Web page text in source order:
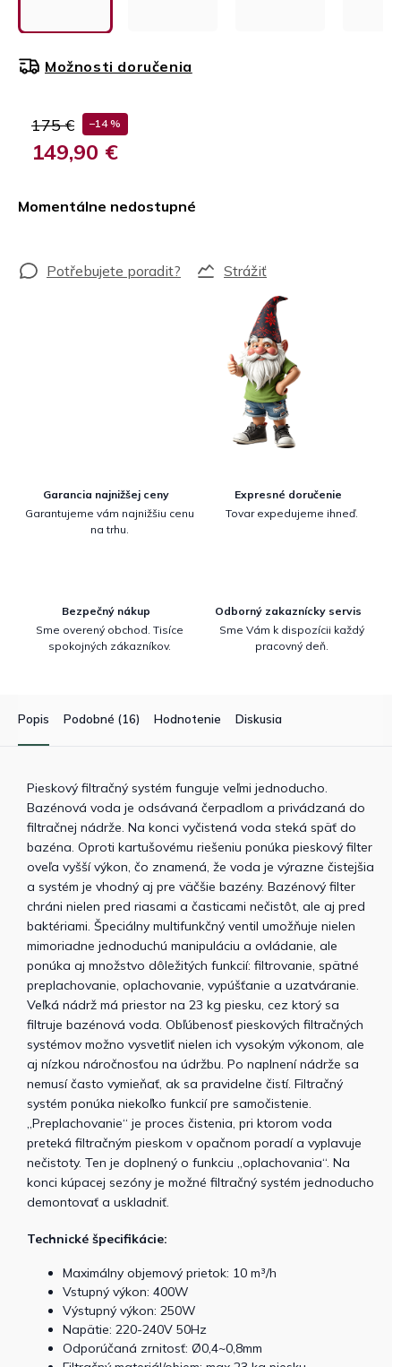
175 € –14 %
149,90 €
Momentálne nedostupné
Možnosti doručenia
Strážiť
Garancia najnižšej ceny
Garantujeme vám najnižšiu cenu
na trhu.
Expresné doručenie
Tovar expedujeme ihneď.
Bezpečný nákup
Sme overený obchod. Tisíce
spokojných zákazníkov.
Odborný zakaznícky servis
Sme Vám k dispozícii každý
pracovný deň.
Popis Podobné (16) Hodnotenie Diskusia
Pieskový filtračný systém funguje veľmi jednoducho.
Bazénová voda je odsávaná čerpadlom a privádzaná do
filtračnej nádrže. Na konci vyčistená voda steká späť do
bazéna. Oproti kartušovému riešeniu ponúka pieskový filter
oveľa vyšší výkon, čo znamená, že voda je výrazne čistejšia
a systém je vhodný aj pre väčšie bazény. Bazénový filter
chráni nielen pred riasami a časticami nečistôt, ale aj pred
baktériami. Špeciálny multifunkčný ventil umožňuje nielen
mimoriadne jednoduchú manipuláciu a ovládanie, ale
ponúka aj množstvo dôležitých funkcií: filtrovanie, spätné
preplachovanie, oplachovanie, vypúšťanie a uzatváranie.
Veľká nádrž má priestor na 23 kg piesku, cez ktorý sa
filtruje bazénová voda. Obľúbenosť pieskových filtračných
systémov možno vysvetliť nielen ich vysokým výkonom, ale
aj nízkou náročnosťou na údržbu. Po naplnení nádrže sa
nemusí často vymieňať, ak sa pravidelne čistí. Filtračný
systém ponúka niekoľko funkcií pre samočistenie.
„Preplachovanie“ je proces čistenia, pri ktorom voda
preteká filtračným pieskom v opačnom poradí a vyplavuje
nečistoty. Ten je doplnený o funkciu „oplachovania“. Na
konci kúpacej sezóny je možné filtračný systém jednoducho
demontovať a uskladniť.
Technické špecifikácie:
Maximálny objemový prietok: 10 m³/h
Vstupný výkon: 400W
Výstupný výkon: 250W
Napätie: 220-240V 50Hz
Odporúčaná zrnitosť: Ø0,4~0,8mm